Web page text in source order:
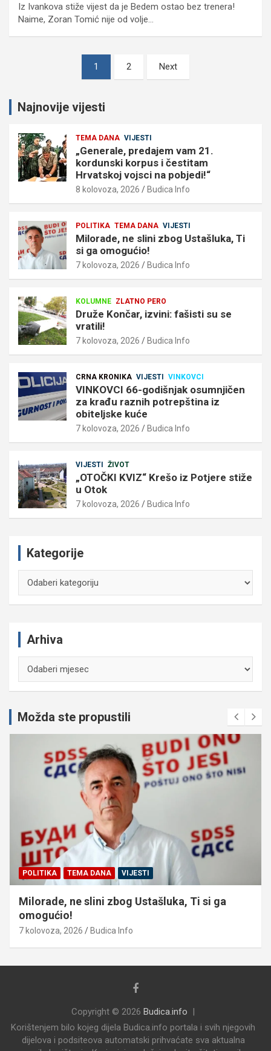
Iz Ivankova stiže vijest da je Bedem ostao bez trenera!
Naime, Zoran Tomić nije od volje…
objava
1 2 Next
Najnovije vijesti
TEMA DANA VIJESTI
„Generale, predajem vam 21.
kordunski korpus i čestitam
Hrvatskoj vojsci na pobjedi!“
8 kolovoza, 2026 Budica Info
POLITIKA TEMA DANA VIJESTI
Milorade, ne slini zbog Ustašluka, Ti
si ga omogućio!
7 kolovoza, 2026 Budica Info
KOLUMNE ZLATNO PERO
Druže Končar, izvini: fašisti su se
vratili!
7 kolovoza, 2026 Budica Info
CRNA KRONIKA VIJESTI VINKOVCI
VINKOVCI 66-godišnjak osumnjičen
za krađu raznih potrepština iz
obiteljske kuće
7 kolovoza, 2026 Budica Info
VIJESTI ŽIVOT
„OTOČKI KVIZ“ Krešo iz Potjere stiže
u Otok
7 kolovoza, 2026 Budica Info
Kategorije
Arhiva
Možda ste propustili
POLITIKA TEMA DANA VIJESTI
Milorade, ne slini zbog Ustašluka, Ti si ga
omogućio!
7 kolovoza, 2026 Budica Info
Copyright © 2026 Budica.info
Korištenjem bilo kojeg dijela Budica.info portala i svih njegovih
dijelova i podsiteova automatski prihvaćate sva aktualna